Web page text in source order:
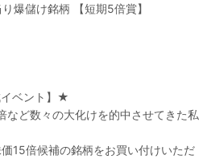
儲け銘柄 【短期5倍賞】
ベント】★
など数々の大化けを的中させてきた私
15倍候補の銘柄をお買い付けいただ